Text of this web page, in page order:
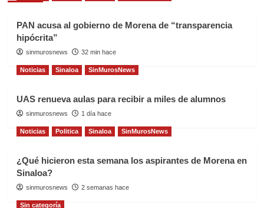
PAN acusa al gobierno de Morena de “transparencia
hipócrita”
sinmurosnews 32 min hace
Noticias Sinaloa SinMurosNews
UAS renueva aulas para recibir a miles de alumnos
sinmurosnews 1 día hace
Noticias Politica Sinaloa SinMurosNews
¿Qué hicieron esta semana los aspirantes de Morena en
Sinaloa?
sinmurosnews 2 semanas hace
Sin categoría